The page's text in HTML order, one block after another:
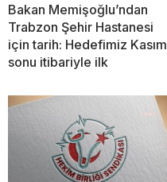
Bakan Memişoğlu’ndan
Trabzon Şehir Hastanesi
için tarih: Hedefimiz Kasım
sonu itibariyle ilk